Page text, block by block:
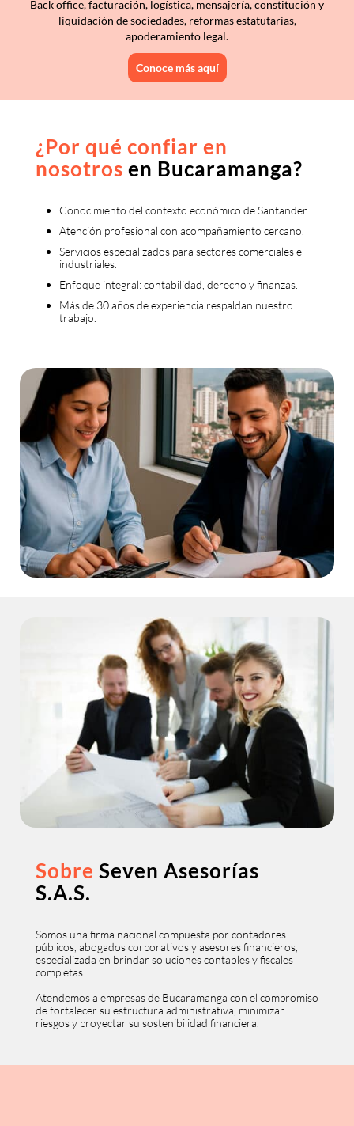
Back office, facturación, logística, mensajería, constitución y
liquidación de sociedades, reformas estatutarias,
apoderamiento legal.
Conoce más aquí
¿Por qué confiar en
nosotros en Bucaramanga?
Conocimiento del contexto económico de Santander.
Atención profesional con acompañamiento cercano.
Servicios especializados para sectores comerciales e
industriales.
Enfoque integral: contabilidad, derecho y finanzas.
Más de 30 años de experiencia respaldan nuestro
trabajo.
Sobre Seven Asesorías
S.A.S.
Somos una firma nacional compuesta por contadores
públicos, abogados corporativos y asesores financieros,
especializada en brindar soluciones contables y fiscales
completas.
Atendemos a empresas de Bucaramanga con el compromiso
de fortalecer su estructura administrativa, minimizar
riesgos y proyectar su sostenibilidad financiera.